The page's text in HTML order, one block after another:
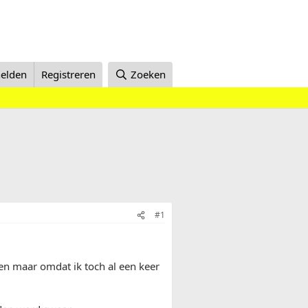
Registreren Zoeken
#1
maar omdat ik toch al een keer